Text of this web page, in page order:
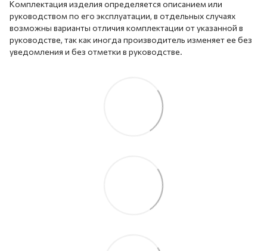
Комплектация изделия определяется описанием или
руководством по его эксплуатации, в отдельных случаях
возможны варианты отличия комплектации от указанной в
руководстве, так как иногда производитель изменяет ее без
уведомления и без отметки в руководстве.